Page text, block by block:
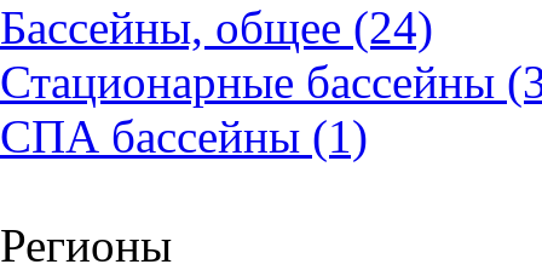
Бассейны, общее (24)
Стационарные бассейны
СПА бассейны (1)
Регионы